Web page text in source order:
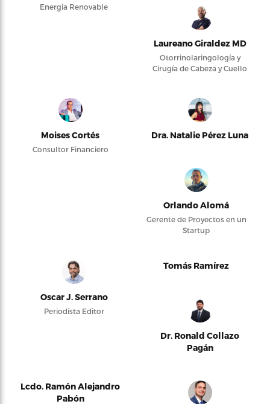
Energía Renovable
Laureano Giraldez MD
Otorrinolaringología y
Cirugía de Cabeza y Cuello
Moises Cortés
Consultor Financiero
Dra. Natalie Pérez Luna
Orlando Alomá
Gerente de Proyectos en un
Startup
Oscar J. Serrano
Periodista Editor
Tomás Ramírez
Dr. Ronald Collazo
Pagán
Lcdo. Ramón Alejandro
Pabón